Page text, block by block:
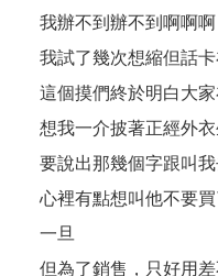
我辦不到辦不到啊啊啊
我試了幾次想縮但話
這個摸們終於明白大
想我一介披著正經外
要說出那幾個字跟叫
心裡有點想叫他不要
一旦
但為了銷售，只好用